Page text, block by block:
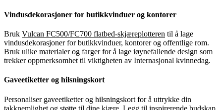
Vindusdekorasjoner for butikkvinduer og kontorer
Bruk Vulcan FC500/FC700 flatbed-skjæreplotteren til å lage
vindusdekorasjoner for butikkvinduer, kontorer og offentlige rom.
Bruk ulike materialer og farger for å lage iøynefallende design som
trekker oppmerksomhet til viktigheten av Internasjonal kvinnedag.
Gaveetiketter og hilsningskort
Personaliser gaveetiketter og hilsningskort for å uttrykke din
takknemlighet og støtte til dine kjære. Legg til inspirerende budskap